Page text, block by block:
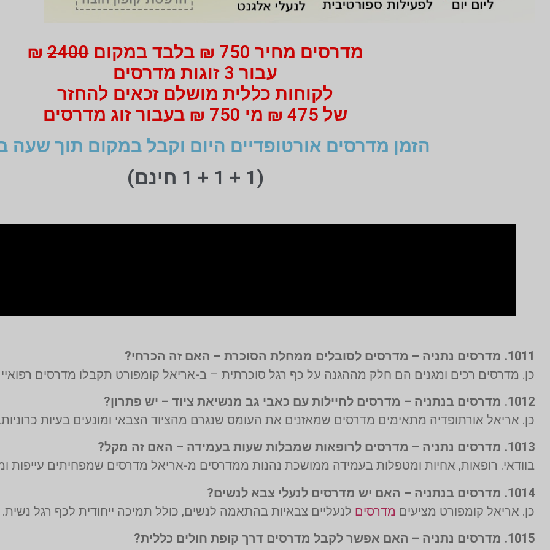
מדרסים מחיר 750 ₪ בלבד במקום 2400
₪
עבור 3 זוגות מדרסים
לקוחות כללית מושלם זכאים להחזר
של 475 ₪ מי 750 ₪ בעבור זוג מדרסים
הזמן מדרסים אורטופדיים היום וקבל במקום תוך שעה
(1 + 1 + 1 חינם)
1011. מדרסים נתניה – מדרסים לסובלים ממחלת הסוכרת – האם זה הכרחי?
כן. מדרסים רכים ומגנים הם חלק מההגנה על כף רגל סוכרתית – ב-אריאל קומפורט תקבלו מדרסים
1012. מדרסים בנתניה – מדרסים לחיילות עם כאבי גב מנשיאת ציוד – יש פתרון?
כן. אריאל אורתופדיה מתאימים מדרסים שמאזנים את העומס שנגרם מהציוד הצבאי ומונעים בעיות
1013. מדרסים נתניה – מדרסים לרופאות שמבלות שעות בעמידה – האם זה מקל?
בוודאי. רופאות, אחיות ומטפלות בעמידה ממושכת נהנות ממדרסים מ-אריאל מדרסים שמפחיתים עייפות
1014. מדרסים בנתניה – האם יש מדרסים לנעלי צבא לנשים?
כן. אריאל קומפורט מציעים מדרסים לנעליים צבאיות בהתאמה לנשים, כולל תמיכה ייחודית לכף רגל נשית.
1015. מדרסים נתניה – האם אפשר לקבל מדרסים דרך קופת חולים כללית?